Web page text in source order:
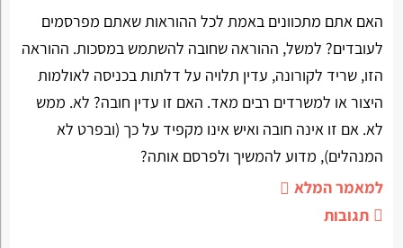
האם אתם מתכוונים באמת לכל ההוראות שאתם מפרסמים
לעובדים? למשל, ההוראה שחובה להשתמש במסכות. ההוראה
הזו, שריד לקורונה, עדין תלויה על דלתות בכניסה לאולמות
היצור או למשרדים רבים מאד. האם זו עדין חובה? לא. ממש
לא. אם זו אינה חובה ואיש אינו מקפיד על כך (ובפרט לא
המנהלים), מדוע להמשיך ולפרסם אותה?
למאמר המלא
תגובות